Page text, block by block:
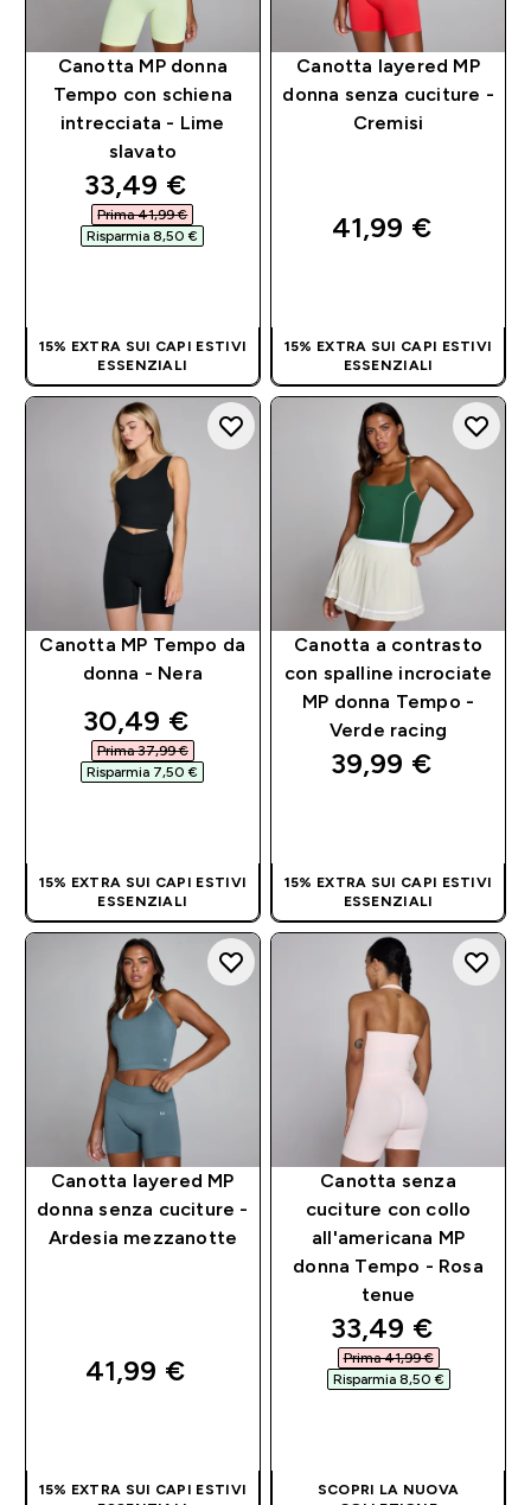
Canotta MP donna
Tempo con schiena
intrecciata - Lime
slavato
discounted price
33,49 €‎
Prima 41,99 €‎
Risparmia 8,50 €‎
15% EXTRA SUI CAPI ESTIVI
ESSENZIALI
Canotta layered MP
donna senza cuciture -
Cremisi
41,99 €‎
15% EXTRA SUI CAPI ESTIVI
ESSENZIALI
Canotta MP Tempo da
donna - Nera
discounted price
30,49 €‎
Prima 37,99 €‎
Risparmia 7,50 €‎
15% EXTRA SUI CAPI ESTIVI
ESSENZIALI
Canotta a contrasto
con spalline incrociate
MP donna Tempo -
Verde racing
39,99 €‎
15% EXTRA SUI CAPI ESTIVI
ESSENZIALI
Canotta layered MP
donna senza cuciture -
Ardesia mezzanotte
41,99 €‎
15% EXTRA SUI CAPI ESTIVI
Canotta senza
cuciture con collo
all'americana MP
donna Tempo - Rosa
tenue
discounted
33,49 €‎
Prima 41,99 €‎
Risparmia 8,50 €‎
SCOPRI LA NUOVA